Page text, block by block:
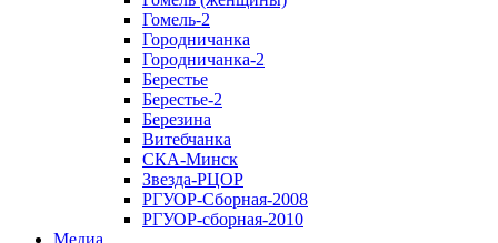
Гомель-2
Городничанка
Городничанка-2
Берестье
Берестье-2
Березина
Витебчанка
СКА-Минск
Звезда-РЦОР
РГУОР-Сборная-2008
РГУОР-сборная-2010
Медиа